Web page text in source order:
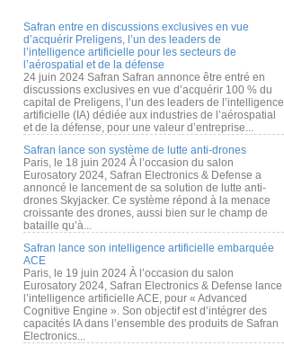
Safran entre en discussions exclusives en vue
d’acquérir Preligens, l’un des leaders de
l’intelligence artificielle pour les secteurs de
l’aérospatial et de la défense
24 juin 2024 Safran Safran annonce être entré en
discussions exclusives en vue d’acquérir 100 % du
capital de Preligens, l’un des leaders de l’intelligence
artificielle (IA) dédiée aux industries de l’aérospatial
et de la défense, pour une valeur d’entreprise...
Safran lance son système de lutte anti-drones
Paris, le 18 juin 2024 À l’occasion du salon
Eurosatory 2024, Safran Electronics & Defense a
annoncé le lancement de sa solution de lutte anti-
drones Skyjacker. Ce système répond à la menace
croissante des drones, aussi bien sur le champ de
bataille qu’à...
Safran lance son intelligence artificielle embarquée
ACE
Paris, le 19 juin 2024 À l’occasion du salon
Eurosatory 2024, Safran Electronics & Defense lance
l’intelligence artificielle ACE, pour « Advanced
Cognitive Engine ». Son objectif est d’intégrer des
capacités IA dans l’ensemble des produits de Safran
Electronics...